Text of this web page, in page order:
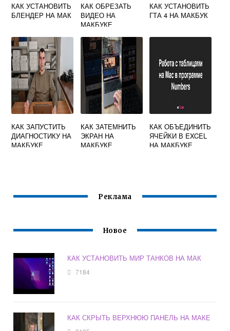
КАК УСТАНОВИТЬ
БЛЕНДЕР НА МАК
КАК ОБРЕЗАТЬ
ВИДЕО НА
МАКБУКЕ
КАК УСТАНОВИТЬ
ГТА 4 НА МАКБУК
КАК ЗАПУСТИТЬ
ДИАГНОСТИКУ НА
МАКБУКЕ
КАК ЗАТЕМНИТЬ
ЭКРАН НА
МАКБУКЕ
КАК ОБЪЕДИНИТЬ
ЯЧЕЙКИ В EXCEL
НА МАКБУКЕ
Реклама
Новое
КАК УСТАНОВИТЬ МИР ТАНКОВ НА МАК
7184
КАК СКРЫТЬ ВЕРХНЮЮ ПАНЕЛЬ НА МАКЕ